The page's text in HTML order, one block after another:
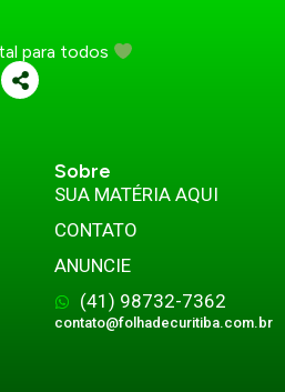
para todos
Sobre
SUA MATÉRIA AQUI
CONTATO
ANUNCIE
(41) 98732-7362
contato@folhadecuritiba.com.br